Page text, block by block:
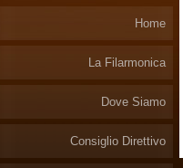
Home
La Filarmonica
Dove Siamo
Consiglio Direttivo